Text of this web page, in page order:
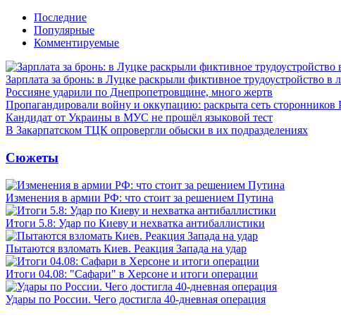
Последние
Популярные
Комментируемые
Зарплата за бронь: в Луцке раскрыли фиктивное трудоустройство в
Россияне ударили по Днепропетровщине, много жертв
Пропагандировали войну и оккупацию: раскрыта сеть сторонников
Кандидат от Украины в МУС не прошёл языковой тест
В Закарпатском ТЦК опровергли обыски в их подразделениях
Сюжеты
Изменения в армии РФ: что стоит за решением Путина
Итоги 5.8: Удар по Киеву и нехватка антибаллистики
Пытаются взломать Киев. Реакция Запада на удар
Итоги 04.08: "Сафари" в Херсоне и итоги операции
Удары по России. Чего достигла 40-дневная операция